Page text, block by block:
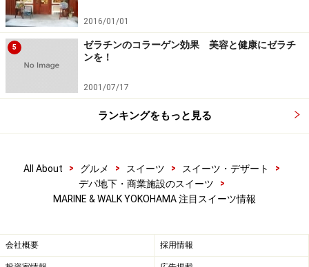
厨房では、丸ごとのリンゴがアップルパイになるのを待って
調整して、フレッシュ感を残すように仕上げています。
シナモンを生地にも練りこんであり、リンゴのフィリン
グにも入っていますが、上品な香りが魅力的。
ヌテラ バナナパイ
2016/01/01
5
ゼラチンのコラーゲン効果 美容と健康にゼラチ
ンを！
2001/07/17
ランキングをもっと見る
All About > グルメ > スイーツ > スイーツ・デザート
>
デパ地下・商業施設のスイーツ
>
MARINE & WALK YOKOHAMA 注目スイーツ情報
会社概要 採用情報